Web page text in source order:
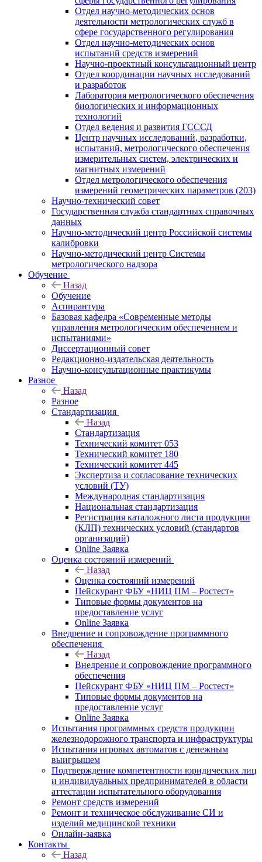
Отдел научно-методических основ
деятельности метрологических служб в
сфере государственного регулирования
Отдел научно-методических основ
испытаний средств измерений
Научно-проектный консультационный центр
Отдел координации научных исследований
и разработок
Лаборатория метрологического обеспечения
биологических и информационных
технологий
Отдел ведения и развития ГСССД
Центр научных исследований, разработки,
испытаний, метрологического обеспечения
измерительных систем, электрических и
магнитных измерений
Отдел метрологического обеспечения
измерений геометрических параметров (203)
Научно-технический совет
Государственная служба стандартных справочных
данных
Научно-методический центр Российской системы
калибровки
Научно-методический центр Системы
метрологического надзора
Обучение
Назад
Обучение
Аспирантура
Базовая кафедра «Современные методы
управления метрологическим обеспечением и
испытаниями»
Диссертационный совет
Редакционно-издательская деятельность
Научно-консультационные практикумы
Разное
Назад
Разное
Стандартизация
Назад
Стандартизация
Технический комитет 053
Технический комитет 180
Технический комитет 445
Экспертиза и согласование технических
условий (ТУ)
Международная стандартизация
Национальная стандартизация
Регистрация каталожного листа продукции
(КЛП) технических условий (стандартов
организаций)
Online Заявка
Оценка состояний измерений
Назад
Оценка состояний измерений
Пейскурант ФБУ «НИЦ ПМ – Ростест»
Типовые формы документов на
предоставление услуг
Online Заявка
Внедрение и сопровождение программного
обеспечения
Назад
Внедрение и сопровождение программного
обеспечения
Пейскурант ФБУ «НИЦ ПМ – Ростест»
Типовые формы документов на
предоставление услуг
Online Заявка
Испытания программных средств продукции
железнодорожного транспорта и инфраструктуры
Испытания игровых автоматов с денежным
выигрышем
Подтверждение компетентности юридических лиц
и индивидуальных предпринимателей в области
аттестации испытательного оборудования
Ремонт средств измерений
Ремонт и техническое обслуживание СИ и
изделий медицинской техники
Онлайн-заявка
Контакты
Назад